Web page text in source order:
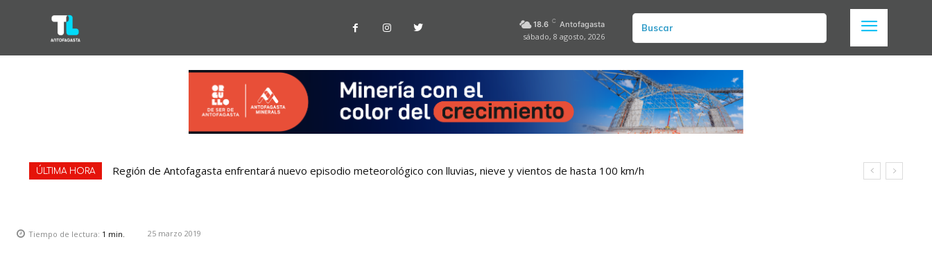
18.6 C Antofagasta
sábado, 8 agosto, 2026
Buscar
ÚLTIMA HORA Región de Antofagasta enfrentará nuevo episodio meteorológico con lluvias, nieve y vientos de hasta 100 km/h
Tiempo de lectura: 1 min. 25 marzo 2019